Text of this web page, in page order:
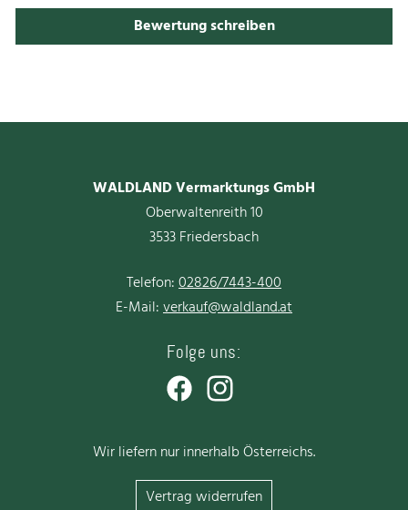
Bewertung schreiben
WALDLAND Vermarktungs GmbH
Oberwaltenreith 10
3533 Friedersbach
Telefon:02826/7443-400
E-Mail:verkauf@waldland.at
Folge uns:
FacebookInstagram
Wir liefern nur innerhalb Österreichs.
Vertrag widerrufen